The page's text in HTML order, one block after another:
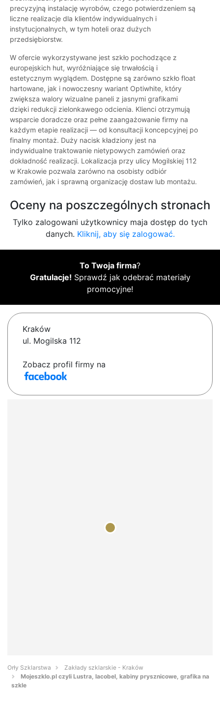
precyzyjną instalację wyrobów, czego potwierdzeniem są
liczne realizacje dla klientów indywidualnych i
instytucjonalnych, w tym hoteli oraz dużych
przedsiębiorstw.
W ofercie wykorzystywane jest szkło pochodzące z
europejskich hut, wyróżniające się trwałością i
estetycznym wyglądem. Dostępne są zarówno szkło float
hartowane, jak i nowoczesny wariant Optiwhite, który
zwiększa walory wizualne paneli z jasnymi grafikami
dzięki redukcji zielonkawego odcienia. Klienci otrzymują
wsparcie doradcze oraz pełne zaangażowanie firmy na
każdym etapie realizacji — od konsultacji koncepcyjnej po
finalny montaż. Duży nacisk kładziony jest na
indywidualne traktowanie nietypowych zamówień oraz
dokładność realizacji. Lokalizacja przy ulicy Mogilskiej 112
w Krakowie pozwala zarówno na osobisty odbiór
zamówień, jak i sprawną organizację dostaw lub montażu.
Oceny na poszczególnych stronach
Tylko zalogowani użytkownicy maja dostęp do tych
danych. Kliknij, aby się zalogować.
To Twoja firma?
Gratulacje! Sprawdź jak odebrać materiały
promocyjne!
Kraków
ul. Mogilska 112
Zobacz profil firmy na
Orły Szklarstwa
Zakłady szklarskie - Kraków
Mojeszklo.pl czyli Lustra, lacobel, kabiny prysznicowe, grafika na
szkle